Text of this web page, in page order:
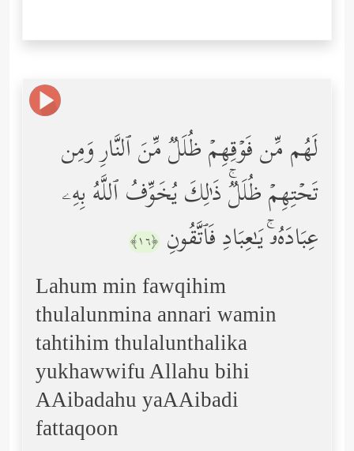
لَهُم مِّن فَوۡقِهِمۡ ظُلَلࣱ مِّنَ ٱلنَّارِ وَمِن
تَحۡتِهِمۡ ظُلَلࣱۚ ذَ ٰ⁠لِكَ یُخَوِّفُ ٱللَّهُ بِهِۦ
عِبَادَهُۥۚ یَـٰعِبَادِ فَٱتَّقُونِ ﴿١٦﴾
Lahum min fawqihim
thulalunmina annari wamin
tahtihim thulalunthalika
yukhawwifu Allahu bihi
AAibadahu yaAAibadi
fattaqoon